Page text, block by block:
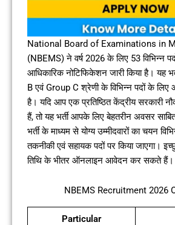
National Board of Examinations in
(NBEMS) ने वर्ष 2026 के लिए 53 विभिन्न
आधिकारिक नोटिफिकेशन जारी किया है। यह
B एवं Group C श्रेणी के विभिन्न पदों के लिए
है। यदि आप एक प्रतिष्ठित केंद्रीय सरकारी
हैं, तो यह भर्ती आपके लिए बेहतरीन अवसर
भर्ती के माध्यम से योग्य उम्मीदवारों का चयन
तकनीकी एवं सहायक पदों पर किया जाएगा।
तिथि के भीतर ऑनलाइन आवेदन कर सकते हैं।
NBEMS Recruitment 2026
Particular